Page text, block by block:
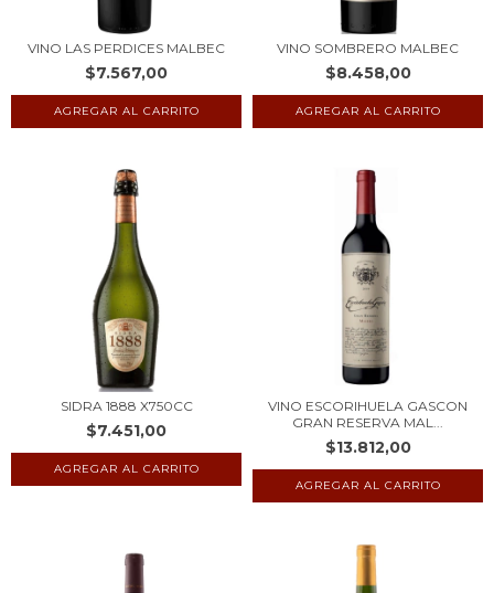
VINO LAS PERDICES MALBEC
$7.567,00
VINO SOMBRERO MALBEC
$8.458,00
SIDRA 1888 X750CC
$7.451,00
VINO ESCORIHUELA GASCON
GRAN RESERVA MAL...
$13.812,00